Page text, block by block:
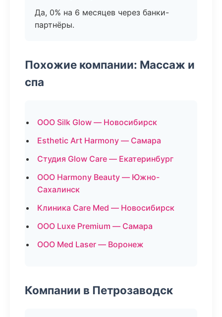
Да, 0% на 6 месяцев через банки-
партнёры.
Похожие компании: Массаж и
спа
ООО Silk Glow — Новосибирск
Esthetic Art Harmony — Самара
Студия Glow Care — Екатеринбург
ООО Harmony Beauty — Южно-
Сахалинск
Клиника Care Med — Новосибирск
ООО Luxe Premium — Самара
ООО Med Laser — Воронеж
Компании в Петрозаводск